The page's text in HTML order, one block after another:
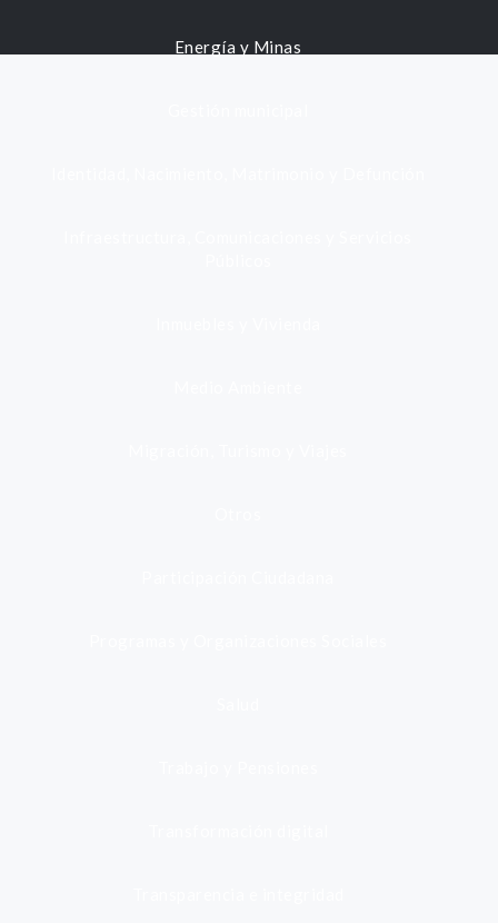
Energía y Minas